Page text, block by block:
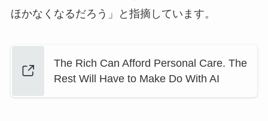
ほかなくなるだろう」と指摘しています。
The Rich Can Afford Personal Care. The
Rest Will Have to Make Do With AI